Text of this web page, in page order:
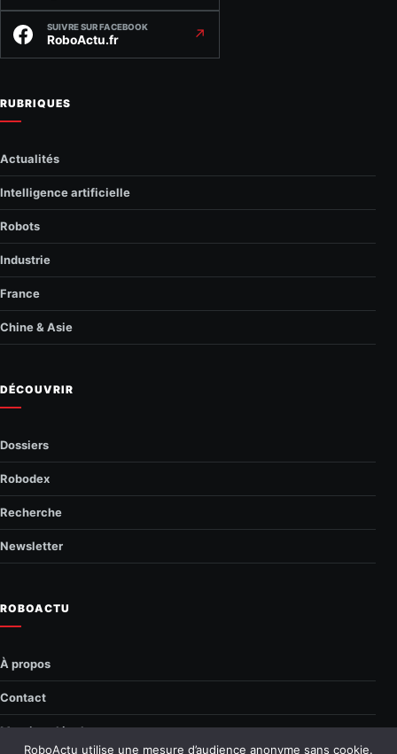
SUIVRE SUR FACEBOOK
RoboActu.fr ↗
RUBRIQUES
Actualités
Intelligence artificielle
Robots
Industrie
France
Chine & Asie
DÉCOUVRIR
Dossiers
Robodex
Recherche
Newsletter
ROBOACTU
À propos
Contact
Mentions légales
RoboActu utilise une mesure d’audience anonyme sans cookie.